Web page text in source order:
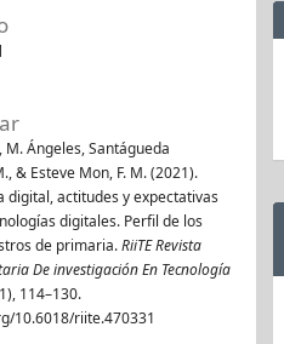
M. Ángeles, Santágueda
& Esteve Mon, F. M. (2021).
digital, actitudes y expectativas
digitales. Perfil de los
de primaria.RiiTE Revista
De investigación En Tecnología
114–130.
10.6018/riite.470331